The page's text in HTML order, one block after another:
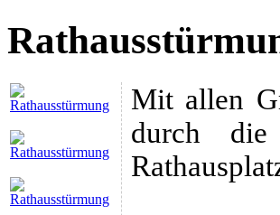
Mit allen
durch